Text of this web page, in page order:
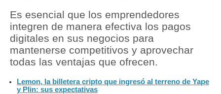
Política
Tu Dinero
Finanzas Personales
Inmobiliarias
Es esencial que los emprendedores
integren de manera efectiva los pagos
digitales en sus negocios para
mantenerse competitivos y aprovechar
todas las ventajas que ofrecen.
Lemon, la billetera cripto que ingresó al terreno de Yape
y Plin: sus expectativas